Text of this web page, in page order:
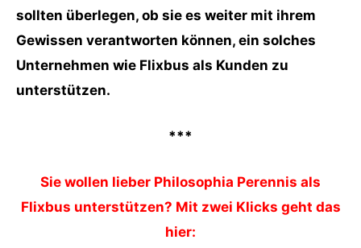
sollten überlegen, ob sie es weiter mit ihrem
Gewissen verantworten können, ein solches
Unternehmen wie Flixbus als Kunden zu
unterstützen.
***
Sie wollen lieber Philosophia Perennis als
Flixbus unterstützen? Mit zwei Klicks geht das
hier: